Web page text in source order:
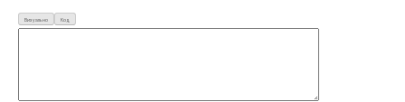
Визуально Код